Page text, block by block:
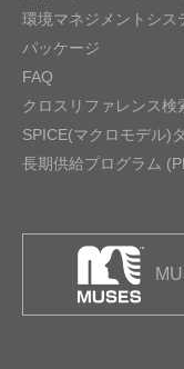
環境マネジメントシス
パッケージ
FAQ
クロスリファレンス検
SPICE(マクロモデル)
長期供給プログラム